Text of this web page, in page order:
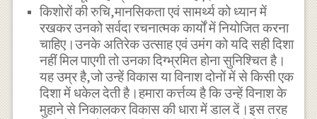
किशोरों की रुचि,मानसिकता एवं सामर्थ्य को ध्यान में
रखकर उनको सर्वदा रचनात्मक कार्यों में नियोजित करना
चाहिए।उनके अतिरेक उत्साह एवं उमंग को यदि सही दिशा
नहीं मिल पाएगी तो उनका दिग्भ्रमित होना सुनिश्चित है।
यह उम्र है,जो उन्हें विकास या विनाश दोनों में से किसी एक
दिशा में धकेल देती है।हमारा कर्त्तव्य है कि उन्हें विनाश के
मुहाने से निकालकर विकास की धारा में डाल दें।इस तरह